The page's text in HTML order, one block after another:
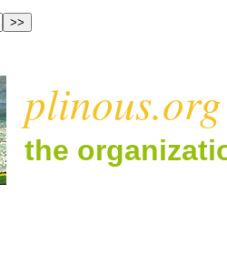
plinous.org
the